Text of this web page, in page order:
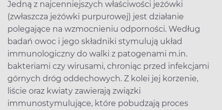
Jedną z najcenniejszych właściwości jeżówki
(zwłaszcza jeżówki purpurowej) jest działanie
polegające na wzmocnieniu odporności. Według
badań owoc i jego składniki stymulują układ
immunologiczny do walki z patogenami m.in.
bakteriami czy wirusami, chroniąc przed infekcjami
górnych dróg oddechowych. Z kolei jej korzenie,
liście oraz kwiaty zawierają związki
immunostymulujące, które pobudzają proces